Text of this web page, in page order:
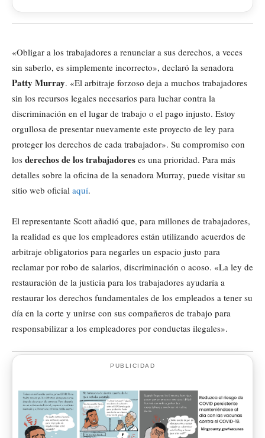
«Obligar a los trabajadores a renunciar a sus derechos, a veces
sin saberlo, es simplemente incorrecto», declaró la senadora
Patty Murray. «El arbitraje forzoso deja a muchos trabajadores
sin los recursos legales necesarios para luchar contra la
discriminación en el lugar de trabajo o el pago injusto. Estoy
orgullosa de presentar nuevamente este proyecto de ley para
proteger los derechos de cada trabajador». Su compromiso con
los derechos de los trabajadores es una prioridad. Para más
detalles sobre la oficina de la senadora Murray, puede visitar su
sitio web oficial aquí.
El representante Scott añadió que, para millones de trabajadores,
la realidad es que los empleadores están utilizando acuerdos de
arbitraje obligatorios para negarles un espacio justo para
reclamar por robo de salarios, discriminación o acoso. «La ley de
restauración de la justicia para los trabajadores ayudaría a
restaurar los derechos fundamentales de los empleados a tener su
día en la corte y unirse con sus compañeros de trabajo para
responsabilizar a los empleadores por conductas ilegales».
PUBLICIDAD